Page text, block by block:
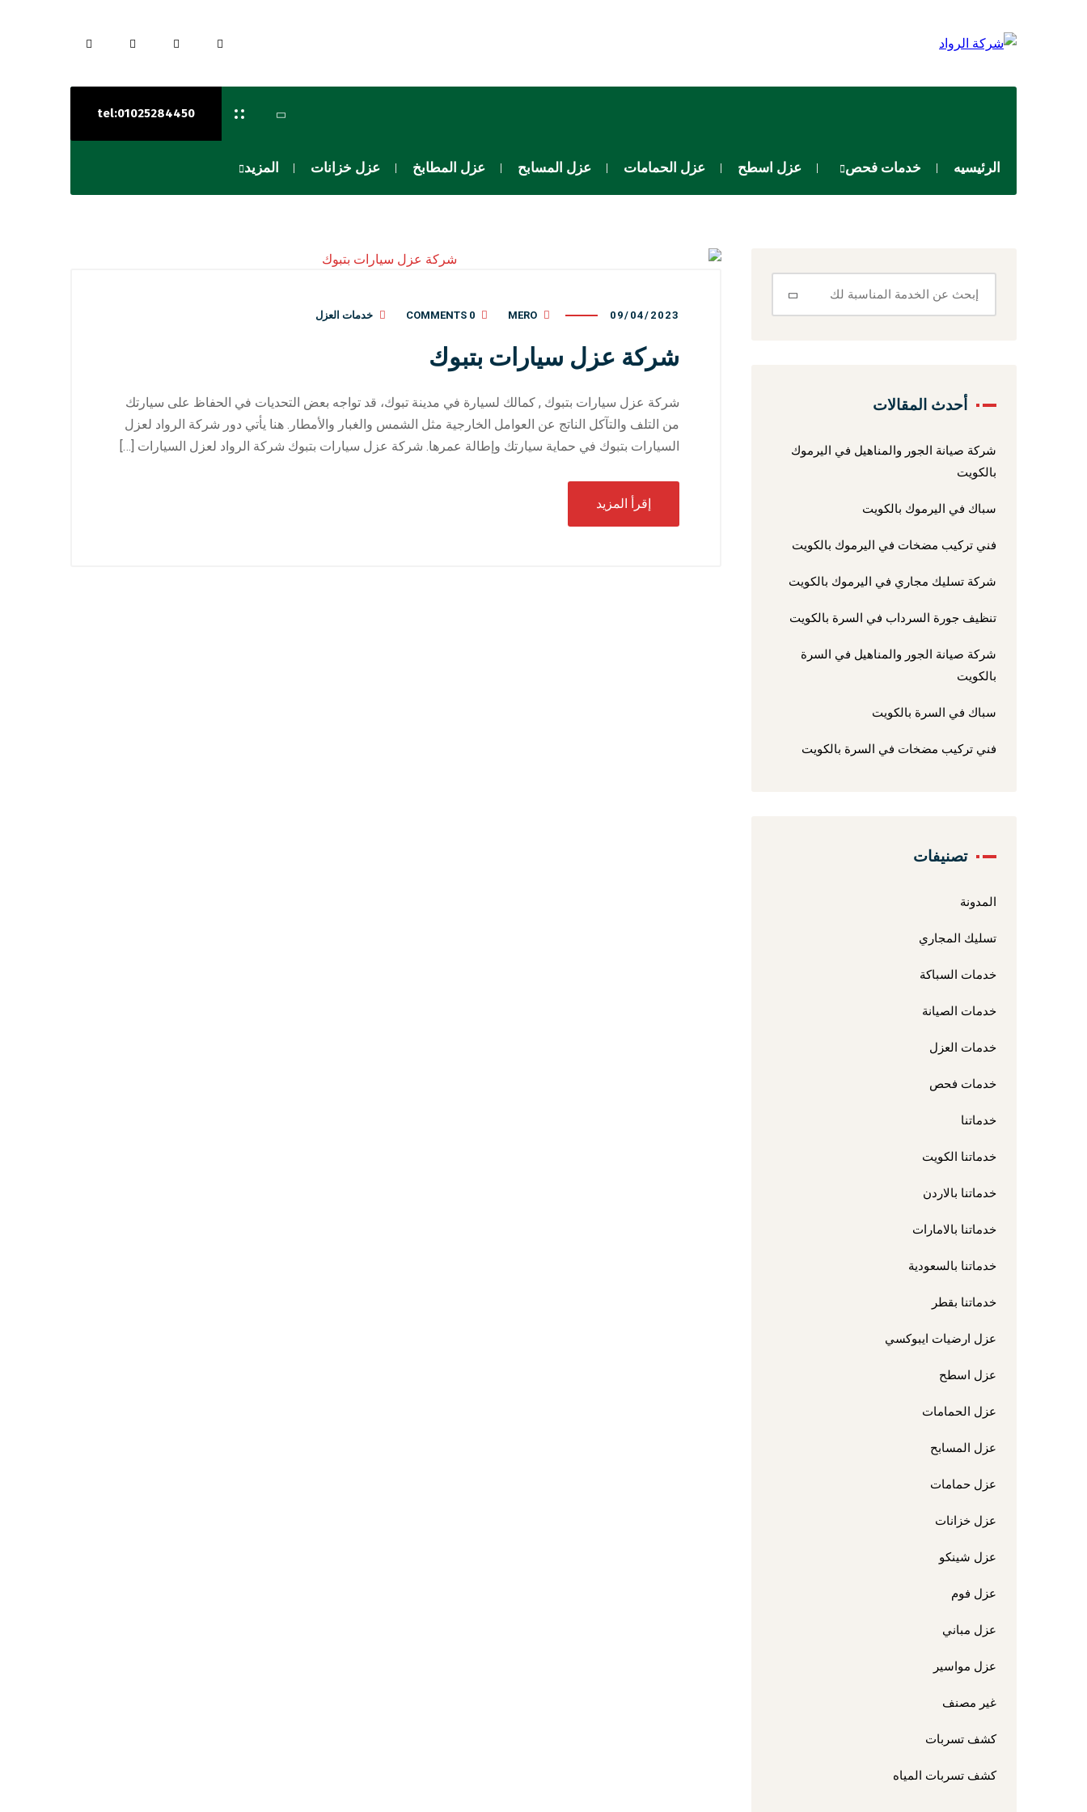
tel:01025284450
الرئيسيه خدمات فحص عزل اسطح عزل الحمامات عزل المسابح عزل المطابخ عزل خزانات المزيد
09/04/2023
MERO
0 COMMENTS خدمات العزل
شركة عزل سيارات بتبوك
شركة عزل سيارات بتبوك , كمالك لسيارة في مدينة تبوك، قد تواجه بعض التحديات في الحفاظ على سيارتك
من التلف والتآكل الناتج عن العوامل الخارجية مثل الشمس والغبار والأمطار. هنا يأتي دور شركة الرواد لعزل
السيارات بتبوك في حماية سيارتك وإطالة عمرها. شركة عزل سيارات بتبوك شركة الرواد لعزل السيارات […]
إقرأ المزيد
أحدث المقالات
شركة صيانة الجور والمناهيل في اليرموك
بالكويت
سباك في اليرموك بالكويت
فني تركيب مضخات في اليرموك بالكويت
شركة تسليك مجاري في اليرموك بالكويت
تنظيف جورة السرداب في السرة بالكويت
شركة صيانة الجور والمناهيل في السرة
بالكويت
سباك في السرة بالكويت
فني تركيب مضخات في السرة بالكويت
تصنيفات
المدونة
تسليك المجاري
خدمات السباكة
خدمات الصيانة
خدمات العزل
خدمات فحص
خدماتنا
خدماتنا الكويت
خدماتنا بالاردن
خدماتنا بالامارات
خدماتنا بالسعودية
خدماتنا بقطر
عزل ارضيات ايبوكسي
عزل اسطح
عزل الحمامات
عزل المسابح
عزل حمامات
عزل خزانات
عزل شينكو
عزل فوم
عزل مباني
عزل مواسير
غير مصنف
كشف تسربات
كشف تسربات المياه